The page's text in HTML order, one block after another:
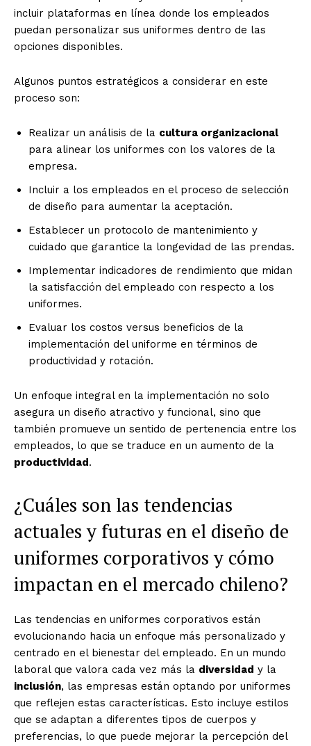
incluir plataformas en línea donde los empleados
puedan personalizar sus uniformes dentro de las
opciones disponibles.
Algunos puntos estratégicos a considerar en este
proceso son:
Realizar un análisis de la cultura organizacional
para alinear los uniformes con los valores de la
empresa.
Incluir a los empleados en el proceso de selección
de diseño para aumentar la aceptación.
Establecer un protocolo de mantenimiento y
cuidado que garantice la longevidad de las prendas.
Implementar indicadores de rendimiento que midan
la satisfacción del empleado con respecto a los
uniformes.
Evaluar los costos versus beneficios de la
implementación del uniforme en términos de
productividad y rotación.
Un enfoque integral en la implementación no solo
asegura un diseño atractivo y funcional, sino que
también promueve un sentido de pertenencia entre los
empleados, lo que se traduce en un aumento de la
productividad .
¿Cuáles son las tendencias
actuales y futuras en el diseño de
uniformes corporativos y cómo
impactan en el mercado chileno?
Las tendencias en uniformes corporativos están
evolucionando hacia un enfoque más personalizado y
centrado en el bienestar del empleado. En un mundo
laboral que valora cada vez más la diversidad y la
inclusión, las empresas están optando por uniformes
que reflejen estas características. Esto incluye estilos
que se adaptan a diferentes tipos de cuerpos y
preferencias, lo que puede mejorar la percepción del